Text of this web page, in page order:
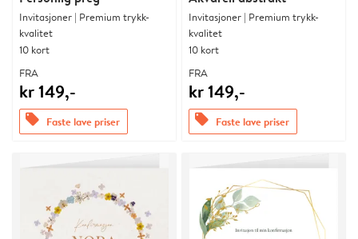
Invitasjoner | Premium trykk-
kvalitet
10 kort
FRA
kr 149,-
offers Faste lave priser
Invitasjoner | Premium trykk-
kvalitet
10 kort
FRA
kr 149,-
offers Faste lave priser